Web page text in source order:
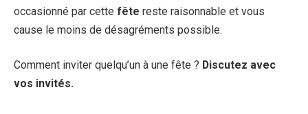
occasionné par cette fête reste raisonnable et vous
cause le moins de désagréments possible.
Comment inviter quelqu’un à une fête ? Discutez avec
vos invités.